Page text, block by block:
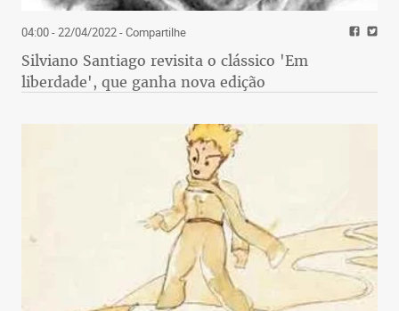
04:00 - 22/04/2022- Compartilhe
Silviano Santiago revisita o clássico 'Em
liberdade', que ganha nova edição